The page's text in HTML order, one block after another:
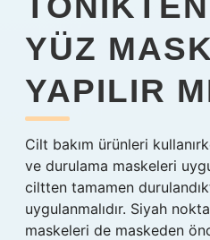
YÜZ
YAPILIR
Cilt bakım ürünleri
ve durulama maskeleri
ciltten tamamen
uygulanmalıdır. Siyah
maskeleri de maskeden